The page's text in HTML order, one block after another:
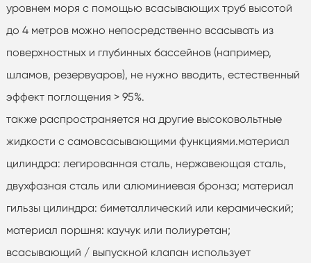
уровнем моря с помощью всасывающих труб высотой
до 4 метров можно непосредственно всасывать из
поверхностных и глубинных бассейнов (например,
шламов, резервуаров), не нужно вводить, естественный
эффект поглощения > 95%.
также распространяется на другие высоковольтные
жидкости с самовсасывающими функциями.материал
цилиндра: легированная сталь, нержавеющая сталь,
двухфазная сталь или алюминиевая бронза; материал
гильзы цилиндра: биметаллический или керамический;
материал поршня: каучук или полиуретан;
всасывающий / выпускной клапан использует